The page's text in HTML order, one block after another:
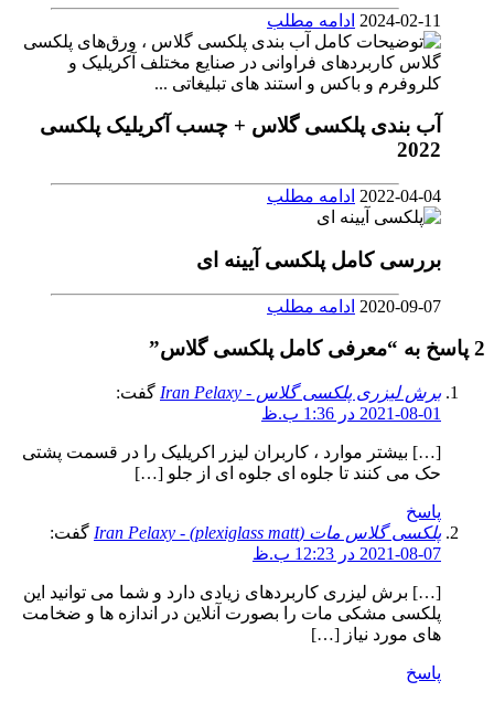
2024-02-11 ادامه مطلب
آب بندی پلکسی گلاس + چسب آکریلیک پلکسی
2022
2022-04-04 ادامه مطلب
بررسی کامل پلکسی آیینه ای
2020-09-07 ادامه مطلب
2 پاسخ به “معرفی کامل پلکسی گلاس”
برش لیزری پلکسی گلاس - Iran Pelaxy
گفت:
2021-08-01 در 1:36 ب.ظ
[…] بیشتر موارد ، کاربران لیزر اکریلیک را در قسمت پشتی
حک می کنند تا جلوه ای جلوه ای از جلو […]
پاسخ
پلکسی گلاس مات (plexiglass matt) - Iran Pelaxy
گفت:
2021-08-07 در 12:23 ب.ظ
[…] برش لیزری کاربردهای زیادی دارد و شما می توانید این
پلکسی مشکی مات را بصورت آنلاین در اندازه ها و ضخامت
های مورد نیاز […]
پاسخ